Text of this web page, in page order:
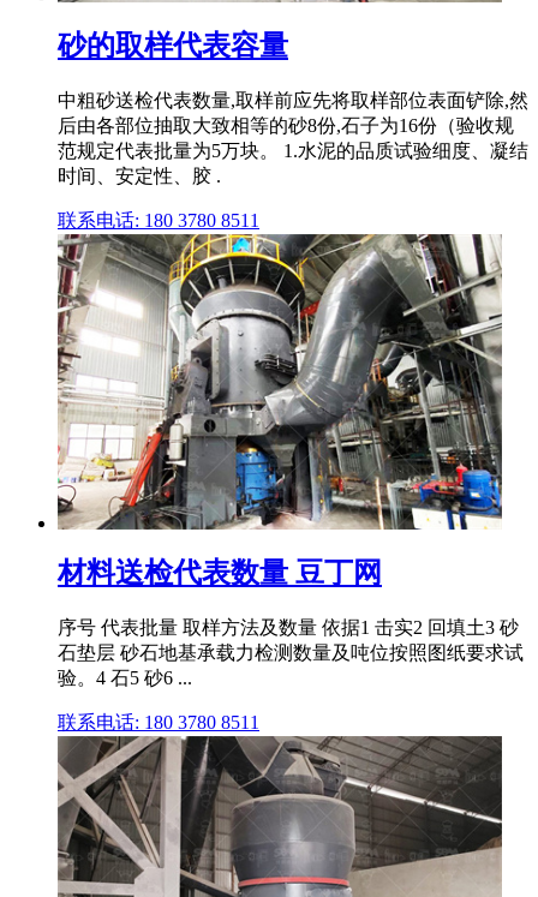
砂的取样代表容量
中粗砂送检代表数量,取样前应先将取样部位表面铲除,然
后由各部位抽取大致相等的砂8份,石子为16份（验收规
范规定代表批量为5万块。 1.水泥的品质试验细度、凝结
时间、安定性、胶 .
联系电话: 180 3780 8511
材料送检代表数量 豆丁网
序号 代表批量 取样方法及数量 依据1 击实2 回填土3 砂
石垫层 砂石地基承载力检测数量及吨位按照图纸要求试
验。4 石5 砂6 ...
联系电话: 180 3780 8511